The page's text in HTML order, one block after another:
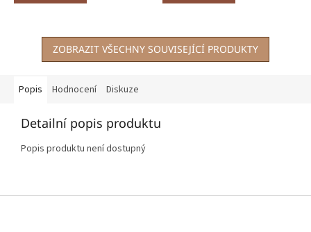
ZOBRAZIT VŠECHNY SOUVISEJÍCÍ PRODUKTY
Popis Hodnocení Diskuze
Detailní popis produktu
Popis produktu není dostupný
Z